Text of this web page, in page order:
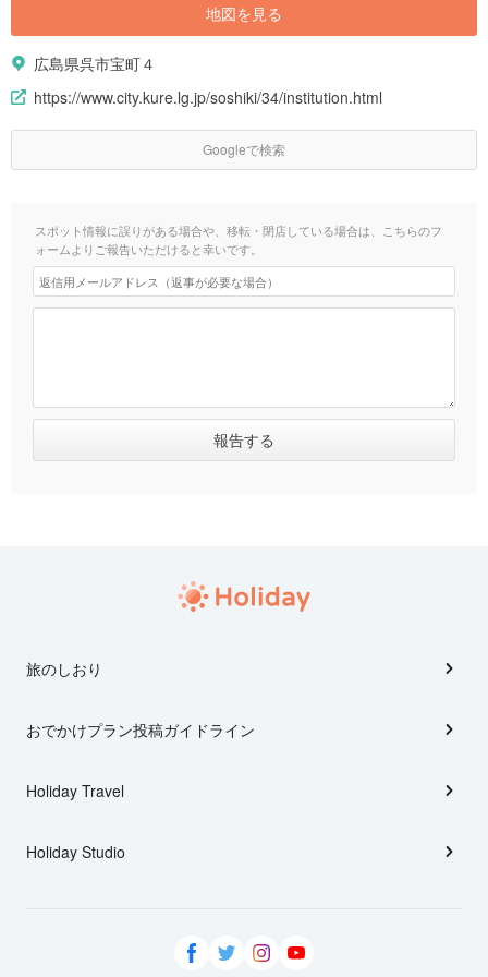
地図を見る
広島県呉市宝町４
https://www.city.kure.lg.jp/soshiki/34/institution.html
Googleで検索
スポット情報に誤りがある場合や、移転・閉店している場合は、こちらのフ
ォームよりご報告いただけると幸いです。
旅のしおり
おでかけプラン投稿ガイドライン
Holiday Travel
Holiday Studio